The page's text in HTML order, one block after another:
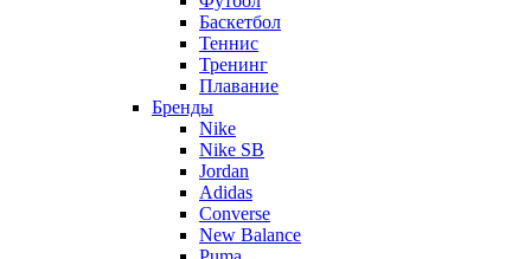
Баскетбол
Теннис
Тренинг
Плавание
Бренды
Nike
Nike SB
Jordan
Adidas
Converse
New Balance